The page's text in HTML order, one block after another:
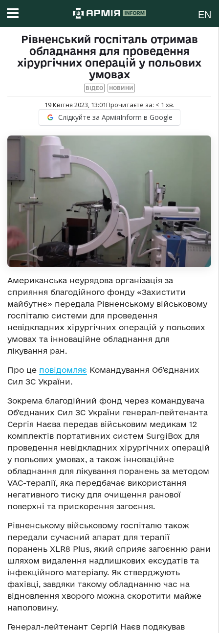
EN
Рівненський госпіталь отримав
обладнання для проведення
хірургічних операцій у польових
умовах
ВІДЕО НОВИНИ
19 Квітня 2023, 13:01Прочитаєте за: < 1 хв.
Слідкуйте за АрміяInform в Google
Американська неурядова організація за
сприяння благодійного фонду «Захистити
майбутнє» передала Рівненському військовому
госпіталю системи для проведення
невідкладних хірургічних операцій у польових
умовах та інноваційне обладнання для
лікування ран.
Про це повідомляє Командування Об’єднаних
Сил ЗС України.
Зокрема благодійний фонд через командувача
Об’єднаних Сил ЗС України генерал-лейтенанта
Сергія Наєва передав військовим медикам 12
комплектів портативних систем SurgiBox для
проведення невідкладних хірургічних операцій
у польових умовах, а також інноваційне
обладнання для лікування поранень за методом
VAC-терапії, яка передбачає використання
негативного тиску для очищення ранової
поверхні та прискорення загоєння.
Рівненському військовому госпіталю також
передали сучасний апарат для терапії
поранень XLR8 Plus, який сприяє загоєнню рани
шляхом видалення надлишкових ексудатів та
інфекційного матеріалу. Як стверджують
фахівці, завдяки такому обладнанню час на
відновлення хворого можна скоротити майже
наполовину.
Генерал-лейтенант Сергій Наєв подякував